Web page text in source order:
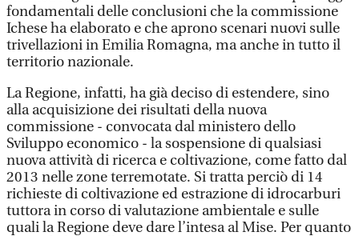
fondamentali delle conclusioni che la commissione
Ichese ha elaborato e che aprono scenari nuovi sulle
trivellazioni in Emilia Romagna, ma anche in tutto il
territorio nazionale.
La Regione, infatti, ha già deciso di estendere, sino
alla acquisizione dei risultati della nuova
commissione - convocata dal ministero dello
Sviluppo economico - la sospensione di qualsiasi
nuova attività di ricerca e coltivazione, come fatto dal
2013 nelle zone terremotate. Si tratta perciò di 14
richieste di coltivazione ed estrazione di idrocarburi
tuttora in corso di valutazione ambientale e sulle
quali la Regione deve dare l’intesa al Mise. Per quanto